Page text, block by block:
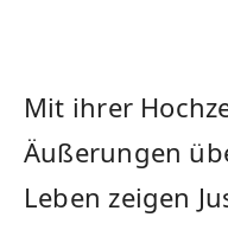
Mit‌ ihrer
Äußerungen
Leben zeigen